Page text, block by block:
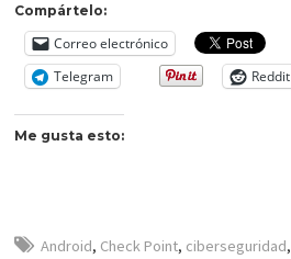
Compártelo:
Correo electrónico
Telegram
Reddit
Me gusta esto:
Android, Check Point, ciberseguridad,